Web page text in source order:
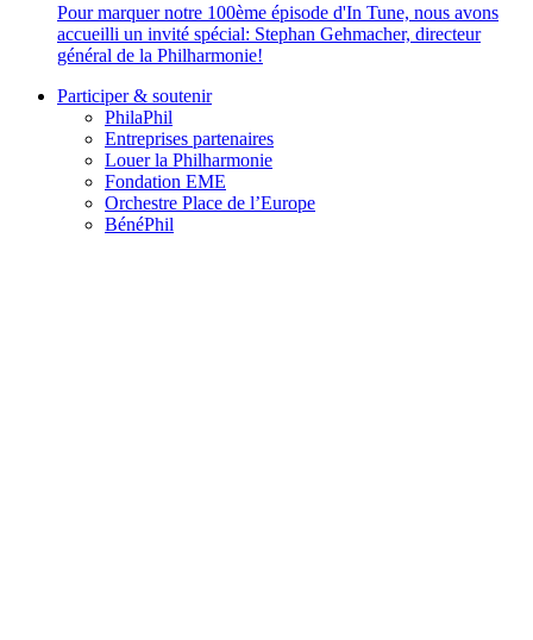
Pour marquer notre 100ème épisode d'In Tune, nous avons
accueilli un invité spécial: Stephan Gehmacher, directeur
général de la Philharmonie!
Participer & soutenir
PhilaPhil
Entreprises partenaires
Louer la Philharmonie
Fondation EME
Orchestre Place de l’Europe
BénéPhil